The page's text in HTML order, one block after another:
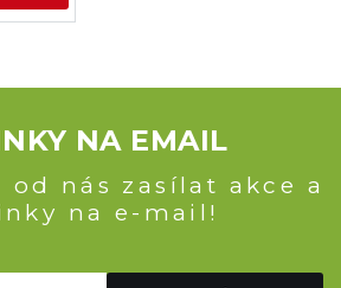
NA EMAIL
od nás zasílat akce a
na e-mail!